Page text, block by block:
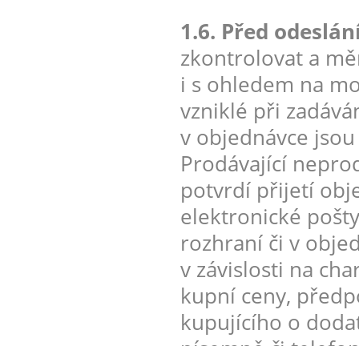
1.6. Před
zkontrolovat a
i s ohledem na
vzniklé při
v objednávce
Prodávající
potvrdí přijetí
elektronické
rozhraní či v
v závislosti na
kupní ceny,
kupujícího o